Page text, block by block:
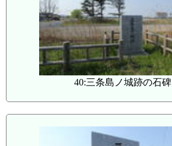
40:三条島ノ城跡の石碑